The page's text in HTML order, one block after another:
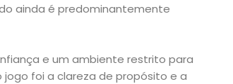
ainda é predominantemente
e um ambiente restrito para
jogo foi a clareza de propósito e a